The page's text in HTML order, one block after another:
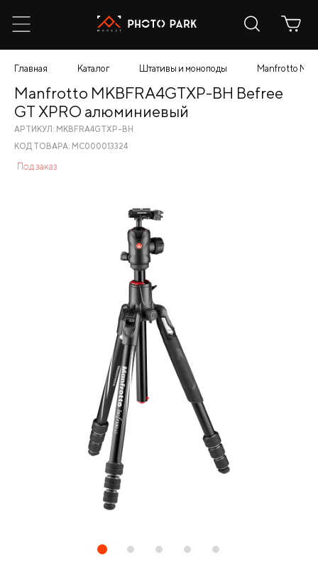
Главная Каталог Штативы и моноподы Manfrotto
Manfrotto MKBFRA4GTXP-BH Befree
GT XPRO алюминиевый
АРТИКУЛ: MKBFRA4GTXP-BH
КОД ТОВАРА: МС000013324
Под заказ